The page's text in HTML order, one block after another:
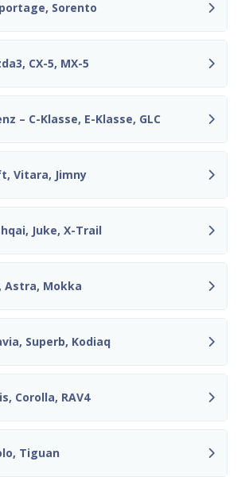
Sorento
CX-5, MX-5
– C-Klasse, E-Klasse, GLC
Vitara, Jimny
Juke, X-Trail
Astra, Mokka
Superb, Kodiaq
Corolla, RAV4
Tiguan